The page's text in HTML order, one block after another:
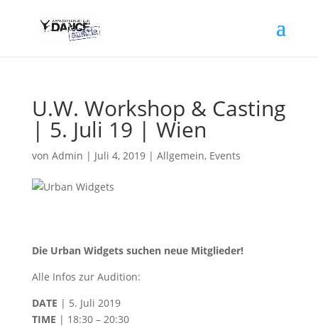
U.W. Workshop & Casting
| 5. Juli 19 | Wien
von Admin | Juli 4, 2019| Allgemein, Events
Die Urban Widgets suchen neue Mitglieder!
Alle Infos zur Audition:
DATE | 5. Juli 2019
TIME | 18:30 – 20:30